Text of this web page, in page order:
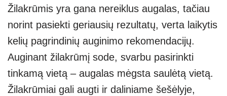
Žilakrūmis yra gana nereiklus augalas, tačiau
norint pasiekti geriausių rezultatų, verta laikytis
kelių pagrindinių auginimo rekomendacijų.
Auginant žilakrūmį sode, svarbu pasirinkti
tinkamą vietą – augalas mėgsta saulėtą vietą.
Žilakrūmiai gali augti ir daliniame šešėlyje,